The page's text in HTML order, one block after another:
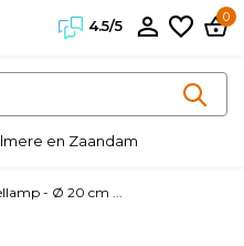
4.5/5
0
en Zaandam
- Ø 20 cm ...